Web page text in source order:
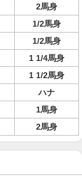
2馬身
1/2馬身
1/2馬身
1 1/4馬身
1 1/2馬身
ハナ
1馬身
2馬身